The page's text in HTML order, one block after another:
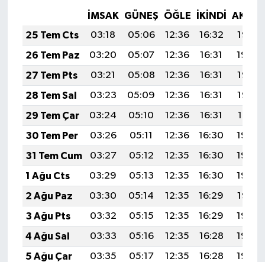
İMSAK GÜNEŞ ÖĞLE İKINDI
25 Tem Cts
03:18 05:06 12:36 16:32
19:55
26 Tem Paz
03:20 05:07 12:36 16:31
19:54
27 Tem Pts
03:21 05:08 12:36 16:31
19:53
28 Tem Sal
03:23 05:09 12:36 16:31
19:52
29 Tem Çar
03:24 05:10 12:36 16:31
19:51
30 Tem Per
03:26 05:11 12:36 16:30
19:50
31 Tem Cum
03:27 05:12 12:35 16:30
19:49
1 Ağu Cts
03:29 05:13 12:35 16:30
19:48
2 Ağu Paz
03:30 05:14 12:35 16:29
19:47
3 Ağu Pts
03:32 05:15 12:35 16:29
19:46
4 Ağu Sal
03:33 05:16 12:35 16:28
19:45
5 Ağu Çar
03:35 05:17 12:35 16:28
19:43